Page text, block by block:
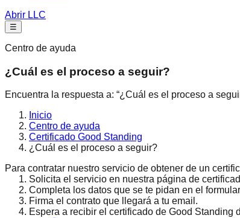
Abrir LLC
☰
Centro de ayuda
¿Cuál es el proceso a seguir?
Encuentra la respuesta a: “¿Cuál es el proceso a
Inicio
Centro de ayuda
Certificado Good Standing
¿Cuál es el proceso a seguir?
Para contratar nuestro servicio de obtener de un
Solicita el servicio en nuestra página de
Completa los datos que se te pidan en el
Firma el contrato que llegará a tu email.
Espera a recibir el certificado de Good Standing